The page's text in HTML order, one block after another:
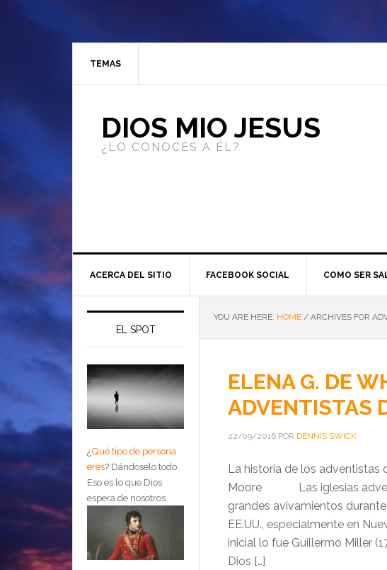
TEMAS
DIOS MIO JESUS
¿LO CONOCES A ÉL?
ACERCA DEL SITIO FACEBOOK SOCIAL COMO SER
YOU ARE HERE: HOME / ARCHIVES FOR
ELENA G. DE
ADVENTISTAS
22/09/2016 POR DENNIS SWICK
La historia de los adventistas
Moore Las iglesias
grandes avivamientos
EE.UU., especialmente en
inicial lo fue Guillermo Miller
Dios […]
EL SPOT
¿Qué tipo de persona
eres? Dándoselo todo.
Eso es lo que Dios
espera de nosotros.